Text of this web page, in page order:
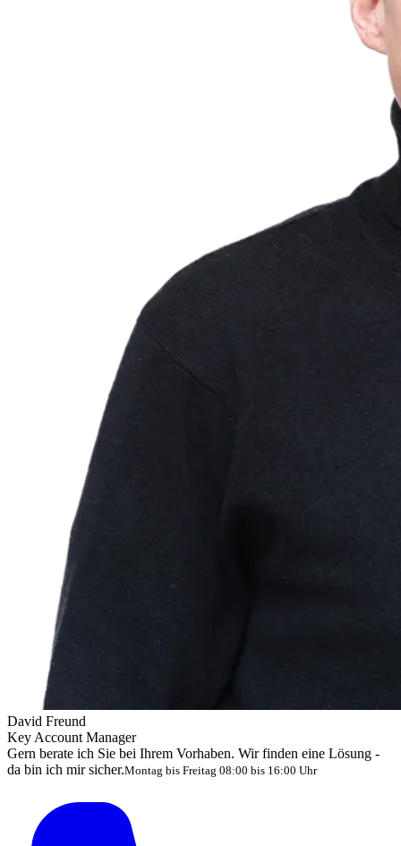
David Freund
Key Account Manager
Gern berate ich Sie bei Ihrem Vorhaben. Wir finden eine Lösung -
da bin ich mir sicher.Montag bis Freitag 08:00 bis 16:00 Uhr